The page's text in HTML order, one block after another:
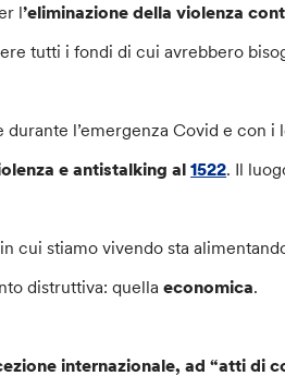
l’eliminazione della violenza
tutti i fondi di cui avrebbero
l’emergenza Covid e con i
e antistalking al1522. Il
cui stiamo vivendo sta
distruttiva: quellaeconomica.
internazionale, ad “atti di